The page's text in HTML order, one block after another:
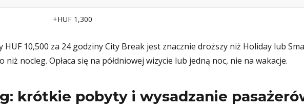
+HUF 1,300
HUF 10,500 za 24 godziny City Break jest znacznie droższy niż Holiday lub
nocleg. Opłaca się na półdniowej wizycie lub jedną noc, nie na wakacje.
krótkie pobyty i wysadzanie